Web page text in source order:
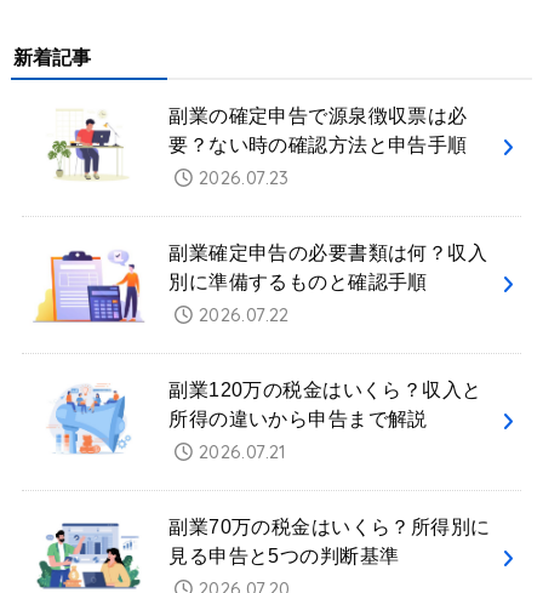
新着記事
副業の確定申告で源泉徴収票は必
要？ない時の確認方法と申告手順
2026.07.23
副業確定申告の必要書類は何？収入
別に準備するものと確認手順
2026.07.22
副業120万の税金はいくら？収入と
所得の違いから申告まで解説
2026.07.21
副業70万の税金はいくら？所得別に
見る申告と5つの判断基準
2026.07.20